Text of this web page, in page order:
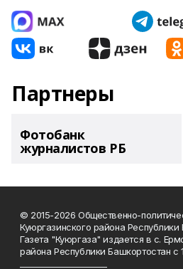
Партнеры
Фотобанк
журналистов РБ
© 2015-2026 Общественно-
Куюргазинского района Республики
Газета "Куюргаза" издается в с.
района Республики Башкортостан с